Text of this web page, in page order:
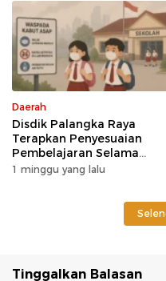
Daerah
Disdik Palangka Raya
Terapkan Penyesuaian
Pembelajaran Selama
Potensi Karhutla
1 minggu yang lalu
Tinggalkan Balasan